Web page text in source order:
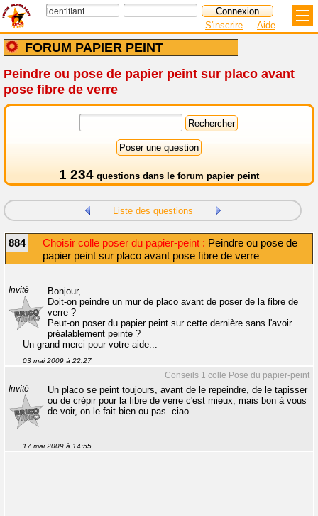
FORUM PAPIER PEINT
S'inscrire Aide
Peindre ou pose de papier peint sur placo avant
pose fibre de verre
1 234 questions dans le forum papier peint
Liste des questions
884 Choisir colle poser du papier-peint : Peindre ou pose de
papier peint sur placo avant pose fibre de verre
Invité
Bonjour,
Doit-on peindre un mur de placo avant de poser de la fibre de
verre ?
Peut-on poser du papier peint sur cette dernière sans l'avoir
préalablement peinte ?
Un grand merci pour votre aide...
03 mai 2009 à 22:27
Conseils 1 colle Pose du papier-peint
Invité
Un placo se peint toujours, avant de le repeindre, de le tapisser
ou de crépir pour la fibre de verre c'est mieux, mais bon à vous
de voir, on le fait bien ou pas. ciao
17 mai 2009 à 14:55